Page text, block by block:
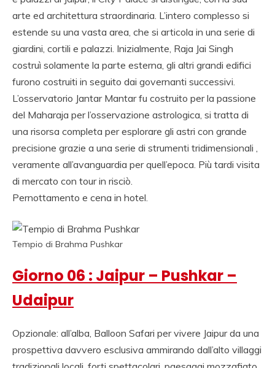
arte ed architettura straordinaria. L’intero complesso si
estende su una vasta area, che si articola in una serie di
giardini, cortili e palazzi. Inizialmente, Raja Jai Singh
costruì solamente la parte esterna, gli altri grandi edifici
furono costruiti in seguito dai governanti successivi.
L’osservatorio Jantar Mantar fu costruito per la passione
del Maharaja per l’osservazione astrologica, si tratta di
una risorsa completa per esplorare gli astri con grande
precisione grazie a una serie di strumenti tridimensionali ,
veramente all’avanguardia per quell’epoca. Più tardi visita
di mercato con tour in risciò.
Pernottamento e cena in hotel.
Tempio di Brahma Pushkar
Giorno 06 : Jaipur – Pushkar –
Udaipur
Opzionale: all’alba, Balloon Safari per vivere Jaipur da una
prospettiva davvero esclusiva ammirando dall’alto villaggi